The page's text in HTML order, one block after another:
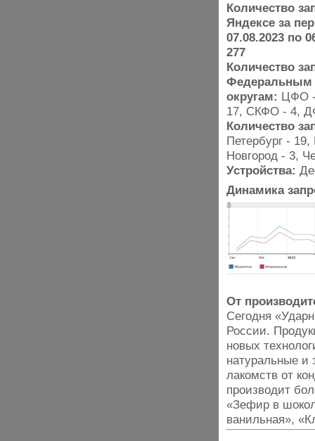
Количество
Яндексе за
07.08.2023 по
277
Количество
Федеральным
округам: ЦФО
17, СКФО - 4,
Количество
Петербург -
Новгород - 3,
Устройства:
Динамика
От
Сегодня
России.
новых
натуральные и
лакомств от
производит
«Зефир в
ванильная»,